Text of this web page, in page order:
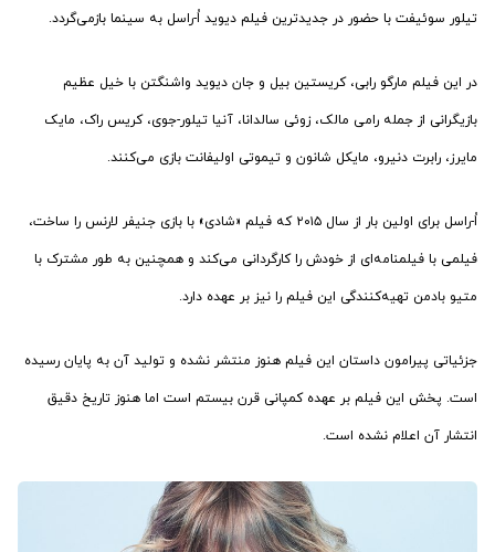
تیلور سوئیفت با حضور در جدیدترین فیلم دیوید اُ-راسل به سینما بازمی‌گردد.
در این فیلم مارگو رابی، کریستین بیل و جان دیوید واشنگتن با خیل عظیم
بازیگرانی از جمله رامی مالک، زوئی سالدانا، آنیا تیلور-جوی، کریس راک، مایک
مایرز، رابرت دنیرو، مایکل شانون و تیموتی اولیفانت بازی می‌کنند.
اُ-راسل برای اولین بار از سال ۲۰۱۵ که فیلم «شادی» با بازی جنیفر لارنس را ساخت،
فیلمی با فیلمنامه‌‌ای از خودش را کارگردانی می‌کند و همچنین به طور مشترک با
متیو بادمن تهیه‌کنندگی این فیلم را نیز بر عهده دارد.
جزئیاتی پیرامون داستان این فیلم هنوز منتشر نشده و تولید آن به پایان رسیده
است. پخش این فیلم بر عهده کمپانی قرن بیستم است اما هنوز تاریخ دقیق
انتشار آن اعلام نشده است.